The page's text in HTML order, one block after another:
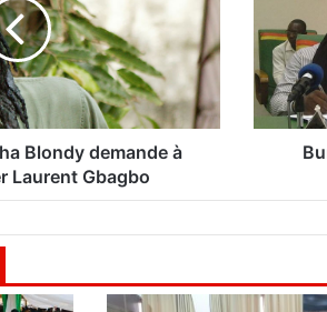
Blondy demande à
Laurent Gbagbo
n
a
:
L
E
u